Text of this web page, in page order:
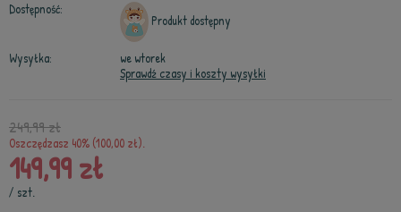
Dostępność:
Produkt dostępny
Wysyłka:
we wtorek
Sprawdź czasy i koszty wysyłki
249,99 zł
Oszczędzasz 40% (100,00 zł).
149,99 zł
/ szt.